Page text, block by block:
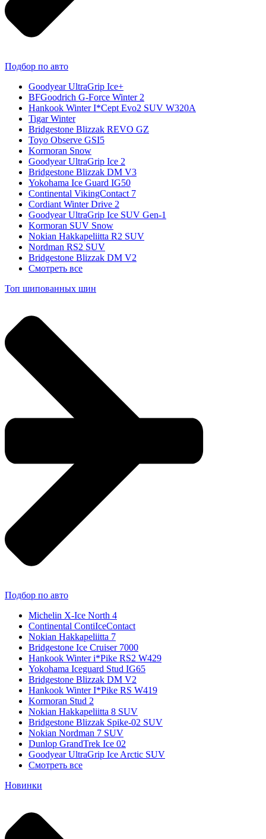
Подбор по авто
Goodyear UltraGrip Ice+
BFGoodrich G-Force Winter 2
Hankook Winter I*Cept Evo2 SUV W320A
Tigar Winter
Bridgestone Blizzak REVO GZ
Toyo Observe GSI5
Kormoran Snow
Goodyear UltraGrip Ice 2
Bridgestone Blizzak DM V3
Yokohama Ice Guard IG50
Continental VikingContact 7
Cordiant Winter Drive 2
Goodyear UltraGrip Ice SUV Gen-1
Kormoran SUV Snow
Nokian Hakkapeliitta R2 SUV
Nordman RS2 SUV
Bridgestone Blizzak DM V2
Смотреть все
Топ шипованных шин
Подбор по авто
Michelin X-Ice North 4
Continental ContiIceContact
Nokian Hakkapeliitta 7
Bridgestone Ice Cruiser 7000
Hankook Winter i*Pike RS2 W429
Yokohama Iceguard Stud IG65
Bridgestone Blizzak DM V2
Hankook Winter I*Pike RS W419
Kormoran Stud 2
Nokian Hakkapeliitta 8 SUV
Bridgestone Blizzak Spike-02 SUV
Nokian Nordman 7 SUV
Dunlop GrandTrek Ice 02
Goodyear UltraGrip Ice Arctic SUV
Смотреть все
Новинки